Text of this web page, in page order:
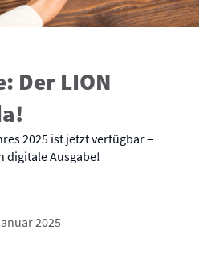
Der LION
2025 ist jetzt verfügbar –
digitale Ausgabe!
2025